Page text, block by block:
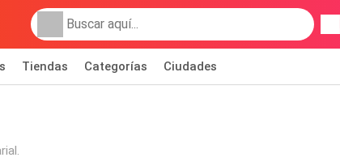
Tiendas Categorías Ciudades